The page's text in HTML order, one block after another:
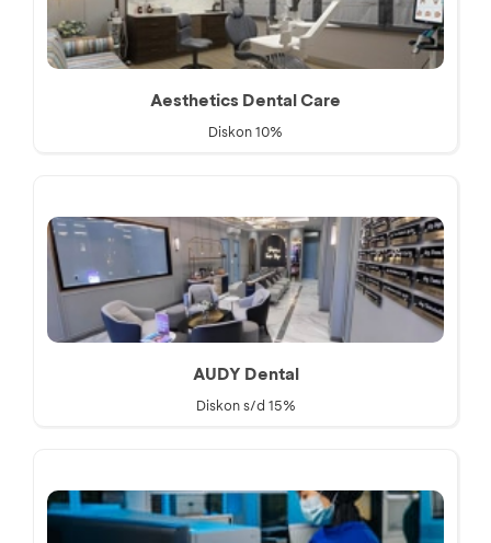
Aesthetics Dental Care
Diskon 10%
AUDY Dental
Diskon s/d 15%